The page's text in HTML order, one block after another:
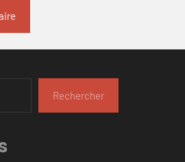
Rechercher